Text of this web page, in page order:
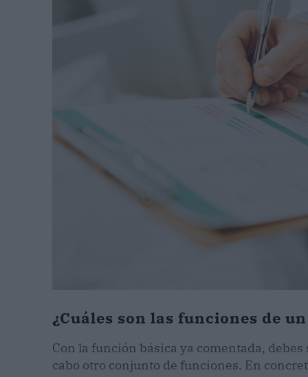
¿Cuáles son las funciones de
Con la función básica ya comentada,
cabo otro conjunto de funciones. En